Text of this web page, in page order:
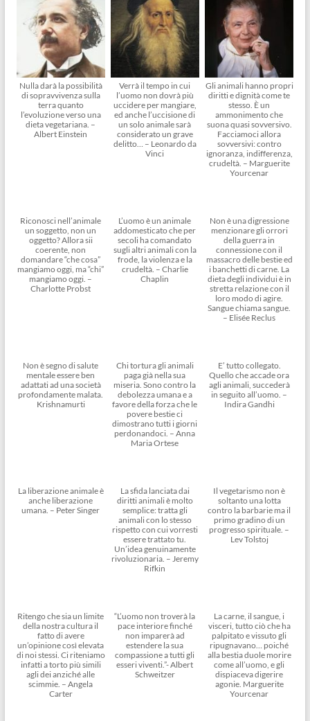
Nulla darà la possibilità
di sopravvivenza sulla
terra quanto
l’evoluzione verso una
dieta vegetariana. –
Albert Einstein
Verrà il tempo in cui
l’uomo non dovrà più
uccidere per mangiare,
ed anche l’uccisione di
un solo animale sarà
considerato un grave
delitto… – Leonardo da
Vinci
Gli animali hanno propri
diritti e dignità come te
stesso. È un
ammonimento che
suona quasi sovversivo.
Facciamoci allora
sovversivi: contro
ignoranza, indifferenza,
crudeltà. – Marguerite
Yourcenar
Riconosci nell’animale
un soggetto, non un
oggetto? Allora sii
coerente, non
domandare “che cosa”
mangiamo oggi, ma “chi”
mangiamo oggi. –
Charlotte Probst
L’uomo è un animale
addomesticato che per
secoli ha comandato
sugli altri animali con la
frode, la violenza e la
crudeltà. – Charlie
Chaplin
Non è una digressione
menzionare gli orrori
della guerra in
connessione con il
massacro delle bestie ed
i banchetti di carne. La
dieta degli individui è in
stretta relazione con il
loro modo di agire.
Sangue chiama sangue.
– Elisée Reclus
Non è segno di salute
mentale essere ben
adattati ad una società
profondamente malata.
Krishnamurti
Chi tortura gli animali
paga già nella sua
miseria. Sono contro la
debolezza umana e a
favore della forza che le
povere bestie ci
dimostrano tutti i giorni
perdonandoci. – Anna
Maria Ortese
E’ tutto collegato.
Quello che accade ora
agli animali, succederà
in seguito all’uomo. –
Indira Gandhi
La liberazione animale è
anche liberazione
umana. – Peter Singer
La sfida lanciata dai
diritti animali è molto
semplice: tratta gli
animali con lo stesso
rispetto con cui vorresti
essere trattato tu.
Un’idea genuinamente
rivoluzionaria. – Jeremy
Rifkin
Il vegetarismo non è
soltanto una lotta
contro la barbarie ma il
primo gradino di un
progresso spirituale. –
Lev Tolstoj
Ritengo che sia un limite
della nostra cultura il
fatto di avere
un’opinione così elevata
di noi stessi. Ci riteniamo
infatti a torto più simili
agli dei anziché alle
scimmie. – Angela
Carter
“L’uomo non troverà la
pace interiore finché
non imparerà ad
estendere la sua
compassione a tutti gli
esseri viventi.”- Albert
Schweitzer
La carne, il sangue, i
visceri, tutto ciò che ha
palpitato e vissuto gli
ripugnavano… poiché
alla bestia duole morire
come all’uomo, e gli
dispiaceva digerire
agonie. Marguerite
Yourcenar